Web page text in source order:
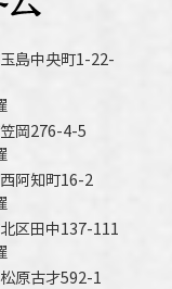
島中央町1-22-
笠岡276-4-5
阿知町16-2
区田中137-111
原古才592-1